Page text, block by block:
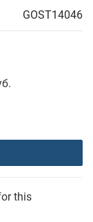
GOST14046
this